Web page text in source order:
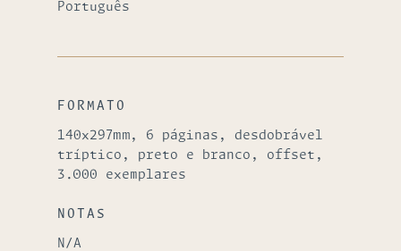
Português
FORMATO
140x297mm, 6 páginas, desdobrável
tríptico, preto e branco, offset,
3.000 exemplares
NOTAS
N/A